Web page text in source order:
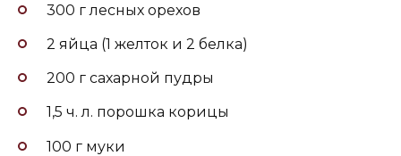
300 г лесных орехов
2 яйца (1 желток и 2 белка)
200 г сахарной пудры
1,5 ч. л. порошка корицы
100 г муки